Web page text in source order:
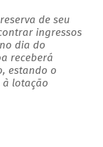
de seu
ingressos
dia do
receberá
estando o
à lotação